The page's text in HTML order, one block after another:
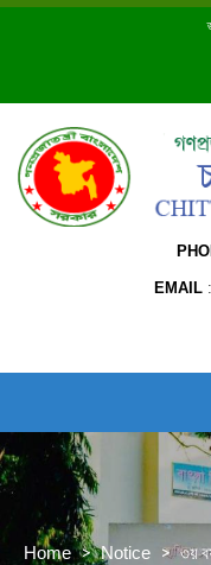
Skip
EMAIL
Home > Notice > ৩য়